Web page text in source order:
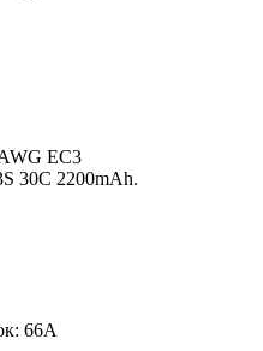
EC3
30C 2200mAh.
66A